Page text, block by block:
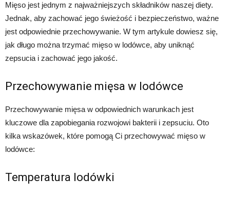
Mięso jest jednym z najważniejszych składników naszej diety.
Jednak, aby zachować jego świeżość i bezpieczeństwo, ważne
jest odpowiednie przechowywanie. W tym artykule dowiesz się,
jak długo można trzymać mięso w lodówce, aby uniknąć
zepsucia i zachować jego jakość.
Przechowywanie mięsa w lodówce
Przechowywanie mięsa w odpowiednich warunkach jest
kluczowe dla zapobiegania rozwojowi bakterii i zepsuciu. Oto
kilka wskazówek, które pomogą Ci przechowywać mięso w
lodówce:
Temperatura lodówki